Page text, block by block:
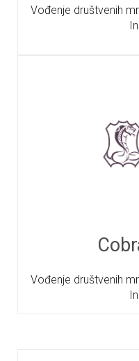
Vođenje društvenih
Vođenje društvenih